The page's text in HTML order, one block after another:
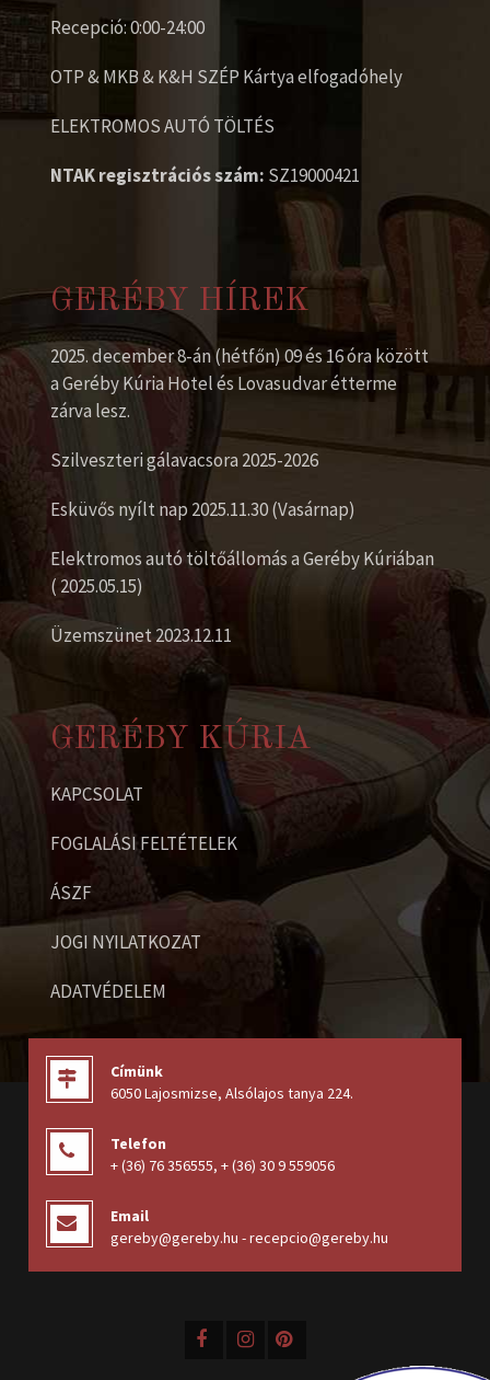
Recepció: 0:00-24:00
OTP & MKB & K&H SZÉP Kártya elfogadóhely
ELEKTROMOS AUTÓ TÖLTÉS
NTAK regisztrációs szám: SZ19000421
GERÉBY HÍREK
2025. december 8-án (hétfőn) 09 és 16 óra között
a Geréby Kúria Hotel és Lovasudvar étterme
zárva lesz.
Szilveszteri gálavacsora 2025-2026
Esküvős nyílt nap 2025.11.30 (Vasárnap)
Elektromos autó töltőállomás a Geréby Kúriában
( 2025.05.15)
Üzemszünet 2023.12.11
GERÉBY KÚRIA
KAPCSOLAT
FOGLALÁSI FELTÉTELEK
ÁSZF
JOGI NYILATKOZAT
ADATVÉDELEM
Címünk
6050 Lajosmizse, Alsólajos tanya 224.
Telefon
+ (36) 76 356555, + (36) 30 9 559056
Email
gereby@gereby.hu - recepcio@gereby.hu